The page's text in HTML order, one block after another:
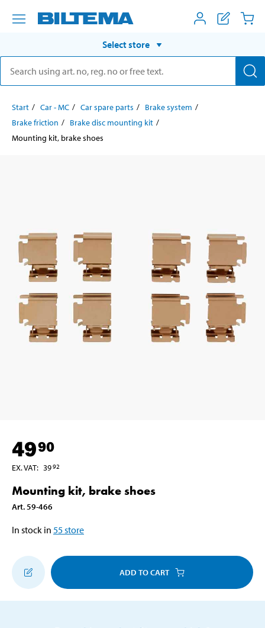
Select store
Start Car - MC Car spare parts
Brake system
Brake friction
Brake disc mounting kit
Mounting kit, brake shoes
4990
EX. VAT: 3992
Mounting kit, brake shoes
Art. 59-466
In stock in 55store
ADD TO CART